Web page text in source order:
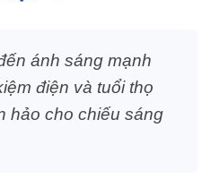
ánh sáng mạnh
điện và tuổi thọ
hảo cho chiếu sáng